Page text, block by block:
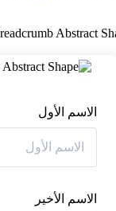
الاسم الأول
الاسم الأخير